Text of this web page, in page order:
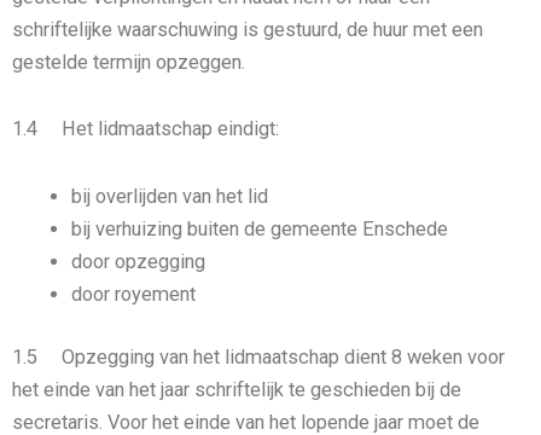
schriftelijke waarschuwing is gestuurd, de huur met een
gestelde termijn opzeggen.
1.4 Het lidmaatschap eindigt:
bij overlijden van het lid
bij verhuizing buiten de gemeente Enschede
door opzegging
door royement
1.5 Opzegging van het lidmaatschap dient 8 weken voor
het einde van het jaar schriftelijk te geschieden bij de
secretaris. Voor het einde van het lopende jaar moet de